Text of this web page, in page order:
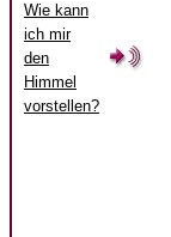
Wie kann
ich mir
den
Himmel
vorstellen?